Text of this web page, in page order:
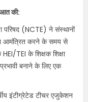
की:
परिषद (NCTE) ने संस्थानों
आमंत्रित करने के समय से
TEI के शिक्षक शिक्षा
बनाने के लिए एक
इंटीग्रेटेड टीचर एजुकेशन